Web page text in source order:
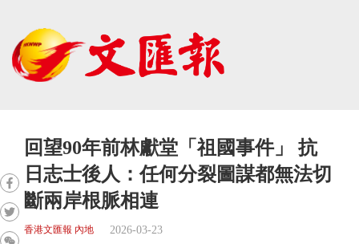
回望90年前林獻堂「祖國事件」 抗
日志士後人：任何分裂圖謀都無法切
斷兩岸根脈相連
香港文匯報 內地 2026-03-23